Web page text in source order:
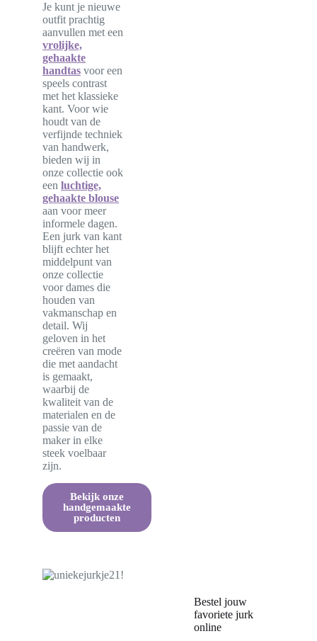
Je kunt je nieuwe
outfit prachtig
aanvullen met een
vrolijke,
gehaakte
handtas voor een
speels contrast
met het klassieke
kant. Voor wie
houdt van de
verfijnde techniek
van handwerk,
bieden wij in
onze collectie ook
een luchtige,
gehaakte blouse
aan voor meer
informele dagen.
Een jurk van kant
blijft echter het
middelpunt van
onze collectie
voor dames die
houden van
vakmanschap en
detail. Wij
geloven in het
creëren van mode
die met aandacht
is gemaakt,
waarbij de
kwaliteit van de
materialen en de
passie van de
maker in elke
steek voelbaar
zijn.
Bekijk onze
handgemaakte
producten
Bestel jouw
favoriete jurk
online